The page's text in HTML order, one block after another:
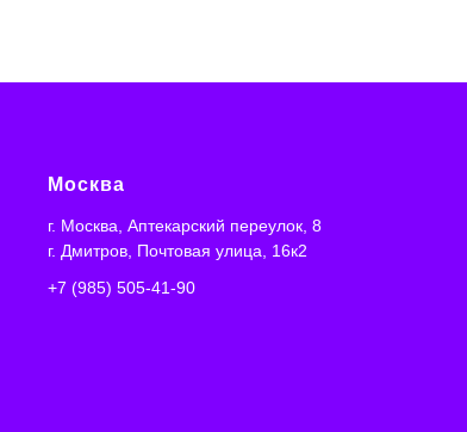
Москва
г. Москва, Аптекарский переулок, 8
г. Дмитров, Почтовая улица, 16к2
+7 (985) 505-41-90